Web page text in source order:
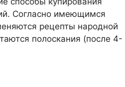
Согласно имеющимся
рецепты народной
полоскания (после 4-